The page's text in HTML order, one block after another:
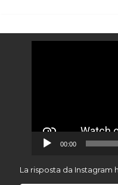
00:00
La risposta da Instagram